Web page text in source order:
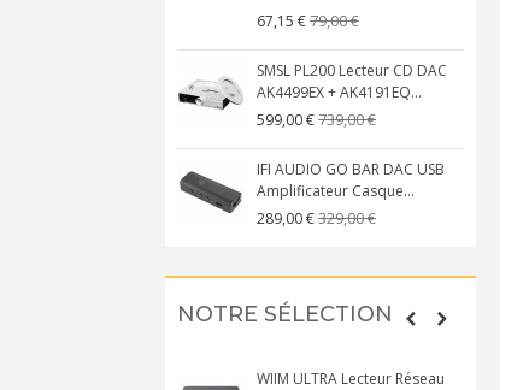
67,15 €79,00 €
SMSL PL200 Lecteur CD DAC
AK4499EX + AK4191EQ...
599,00 €739,00 €
IFI AUDIO GO BAR DAC USB
Amplificateur Casque...
289,00 €329,00 €
NOTRE SÉLECTION
WIIM ULTRA Lecteur Réseau